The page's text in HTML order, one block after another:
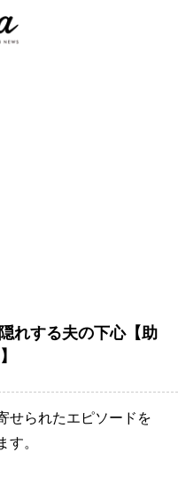
れする夫の下心【助
せられたエピソードを
す。